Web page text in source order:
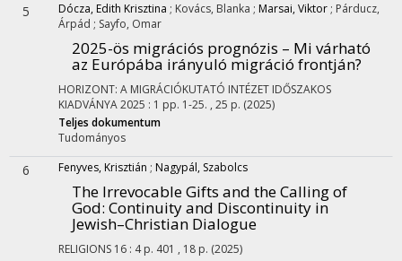
5 Dócza, Edith Krisztina ; Kovács, Blanka ; Marsai, Viktor ; Párducz,
Árpád ; Sayfo, Omar
2025-ös migrációs prognózis – Mi várható
az Európába irányuló migráció frontján?
HORIZONT: A MIGRÁCIÓKUTATÓ INTÉZET IDŐSZAKOS
KIADVÁNYA2025 : 1 pp. 1-25. , 25 p. (2025)
Teljes dokumentum
Tudományos
6 Fenyves, Krisztián ; Nagypál, Szabolcs
The Irrevocable Gifts and the Calling of
God: Continuity and Discontinuity in
Jewish–Christian Dialogue
RELIGIONS 16 : 4 p. 401 , 18 p. (2025)